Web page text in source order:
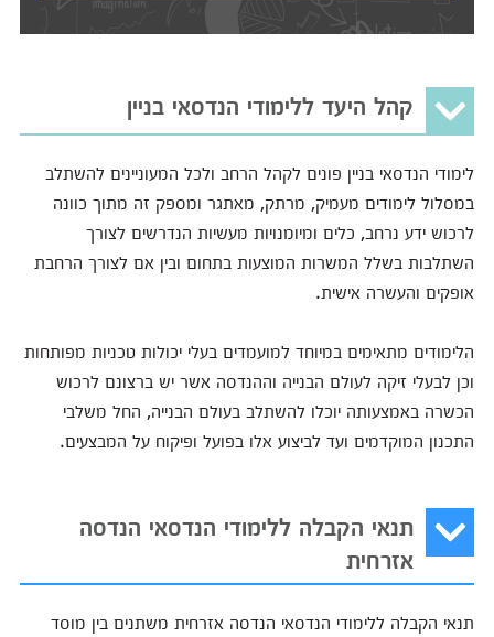
קהל היעד ללימודי הנדסאי בניין
לימודי הנדסאי בניין פונים לקהל הרחב ולכל המעוניינים להשתלב
במסלול לימודים מעמיק, מרתק, מאתגר ומספק זה מתוך כוונה
לרכוש ידע נרחב, כלים ומיומנויות מעשיות הנדרשים לצורך
השתלבות בשלל המשרות המוצעות בתחום ובין אם לצורך הרחבת
אופקים והעשרה אישית.
הלימודים מתאימים במיוחד למועמדים בעלי יכולות טכניות מפותחות
וכן לבעלי זיקה לעולם הבנייה וההנדסה אשר יש ברצונם לרכוש
הכשרה באמצעותה יוכלו להשתלב בעולם הבנייה, החל משלבי
התכנון המוקדמים ועד לביצוע אלו בפועל ופיקוח על המבצעים.
תנאי הקבלה ללימודי הנדסאי הנדסה
אזרחית
תנאי הקבלה ללימודי הנדסאי הנדסה אזרחית משתנים בין מוסד